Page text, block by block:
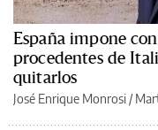
España impone
procedentes de
quitarlos
José Enrique Monrosi /